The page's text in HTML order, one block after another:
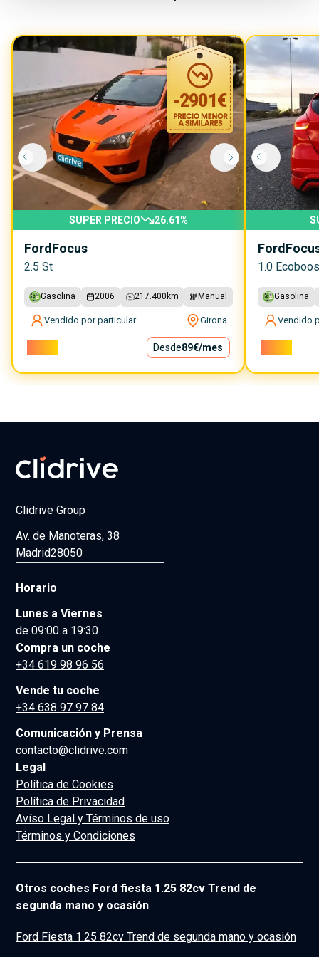
-2901€
SUPER PRECIO 26.61%
FordFocus
2.5 St
Gasolina 2006 217.400 km Manual
Vendido por particular Girona
Desde89€/mes
Ford
1.0
Gasolina
Vendido
Clidrive Group
Av. de Manoteras, 38
Madrid28050
Horario
Lunes a Viernes
de 09:00 a 19:30
Compra un coche
+34 619 98 96 56
Vende tu coche
+34 638 97 97 84
Comunicación y Prensa
contacto@clidrive.com
Legal
Política de Cookies
Política de Privacidad
Avíso Legal y Términos de uso
Términos y Condiciones
Otros coches Ford fiesta 1.25 82cv Trend de
segunda mano y ocasión
Ford Fiesta 1.25 82cv Trend de segunda mano y ocasión